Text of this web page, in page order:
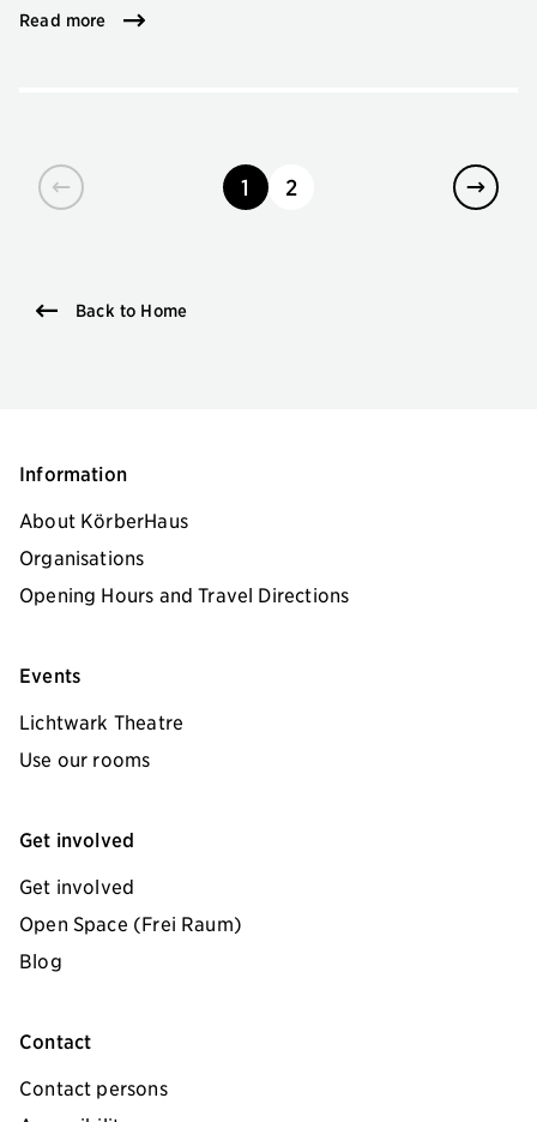
Read more
page
1
page
2
Back to Home
Information
About KörberHaus
Organisations
Opening Hours and Travel Directions
Events
Lichtwark Theatre
Use our rooms
Get involved
Get involved
Open Space (Frei Raum)
Blog
Contact
Contact persons